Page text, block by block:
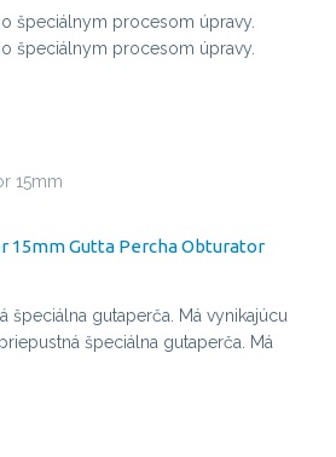
špeciálnym procesom úpravy.
špeciálnym procesom úpravy.
15mmGutta Percha Obturator
špeciálna gutaperča. Má vynikajúcu
špeciálna gutaperča. Má